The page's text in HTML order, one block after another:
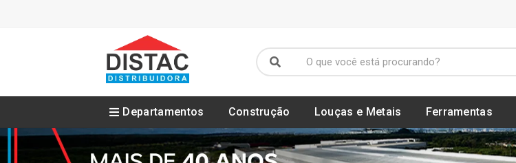
Departamentos Construção Louças e Metais Ferramentas